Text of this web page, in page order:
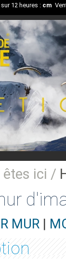
: °C T° Max :°C
12 heures : cm
des stations
êtes ici /
MUR |